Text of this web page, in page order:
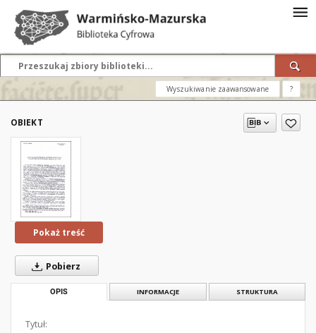
Wyszukiwanie zaawansowane ?
OBIEKT
Pokaż treść
Pobierz
OPIS INFORMACJE STRUKTURA
Tytuł: